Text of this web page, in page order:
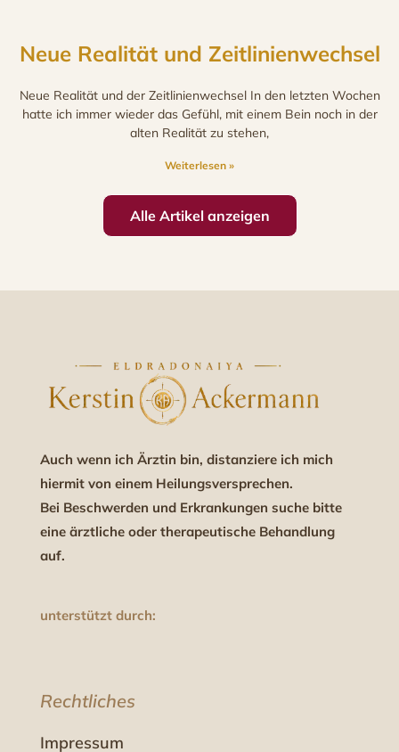
Neue Realität und Zeitlinienwechsel
Neue Realität und der Zeitlinienwechsel In den letzten Wochen
hatte ich immer wieder das Gefühl, mit einem Bein noch in der
alten Realität zu stehen,
Weiterlesen »
Alle Artikel anzeigen
Auch wenn ich Ärztin bin, distanziere ich mich
hiermit von einem Heilungsversprechen.
Bei Beschwerden und Erkrankungen suche bitte
eine ärztliche oder therapeutische Behandlung
auf.
unterstützt durch:
Rechtliches
Impressum